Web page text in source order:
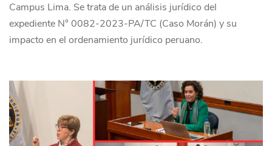
Campus Lima. Se trata de un análisis jurídico del
expediente N° 0082-2023-PA/TC (Caso Morán) y su
impacto en el ordenamiento jurídico peruano.